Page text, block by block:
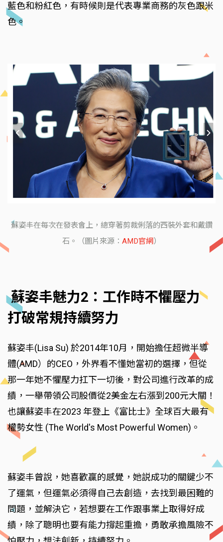
藍色和粉紅色，有時候則是代表專業商務的灰色跟米
色。
蘇姿丰在每次在發表會上，總穿著剪裁俐落的西裝外套和戴鑽
石。（圖片來源： AMD官網 ）
蘇姿丰魅力2：工作時不懼壓力
打破常規持續努力
蘇姿丰(Lisa Su) 於2014年10月，開始擔任超微半導
體(AMD）的CEO，外界看不懂她當初的選擇，但從
那一年她不懼壓力扛下一切後，對公司進行改革的成
績，一舉帶領公司股價從2美金左右漲到200元大關！
也讓蘇姿丰在2023 年登上《富比士》全球百大最有
權勢女性 (The World's Most Powerful Women)。
蘇姿丰曾說，她喜歡贏的感覺，她説成功的關鍵少不
了運氣，但運氣必須得自己去創造，去找到最困難的
問題，並解決它，若想要在工作跟事業上取得好成
績，除了聰明也要有能力撐起重擔，勇敢承擔風險不